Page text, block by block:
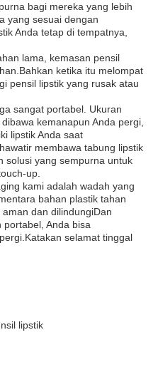
bagi mereka yang lebih
yang sesuai dengan
Anda tetap di tempatnya,
lama, kemasan pensil
ketika itu melompat
pensil lipstik yang rusak atau
sangat portabel. Ukuran
kemanapun Anda pergi,
lipstik Anda saat
membawa tabung lipstik
solusi yang sempurna untuk
up.
kami adalah wadah yang
bahan plastik tahan
dan dilindungiDan
Anda bisa
selamat tinggal
lipstik